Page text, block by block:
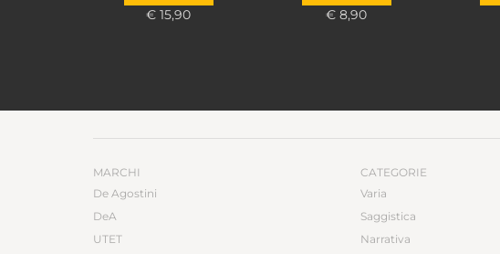
€ 15,90 € 8,90
MARCHI
De Agostini
DeA
UTET
CATEGORIE
Varia
Saggistica
Narrativa